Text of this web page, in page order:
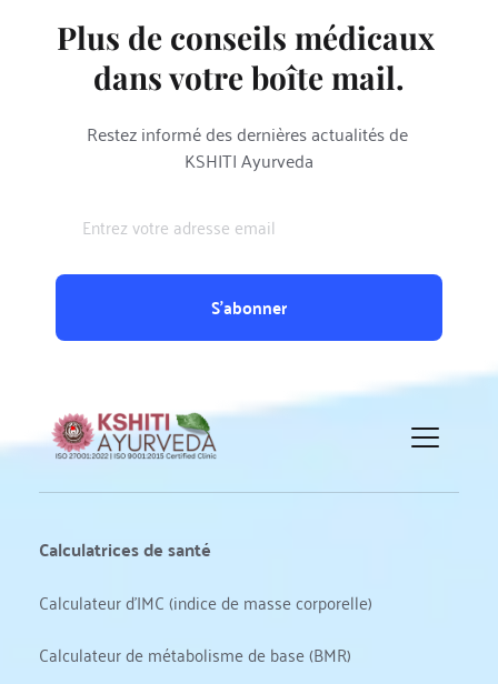
Plus de conseils médicaux
dans votre boîte mail.
Restez informé des dernières actualités de
KSHITI Ayurveda
S'abonner
Calculatrices de santé
Calculateur d'IMC (indice de masse corporelle)
Calculateur de métabolisme de base (BMR)